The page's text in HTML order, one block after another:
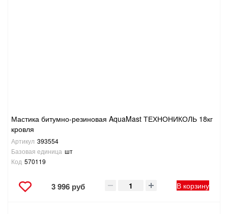
Мастика битумно-резиновая AquaMast ТЕХНОНИКОЛЬ 18кг
кровля
Артикул 393554
Базовая единица шт
Код 570119
3 996 руб В корзину